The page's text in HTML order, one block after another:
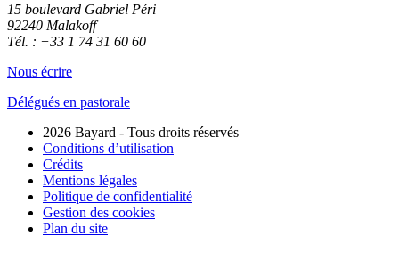
15 boulevard Gabriel Péri
92240 Malakoff
Tél. : +33 1 74 31 60 60
Nous écrire
Délégués en pastorale
2026 Bayard - Tous droits réservés
Conditions d’utilisation
Crédits
Mentions légales
Politique de confidentialité
Gestion des cookies
Plan du site